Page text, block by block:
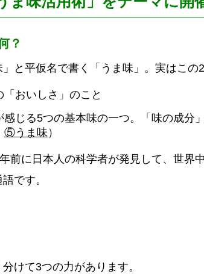
？
と平仮名で書く「うま味」。実はこの2
おいしさ」のこと
感じる5つの基本味の一つ。「味の成
⑤うま味 ）
前に日本人の科学者が発見して、世界
です。
けて3つの力があります。